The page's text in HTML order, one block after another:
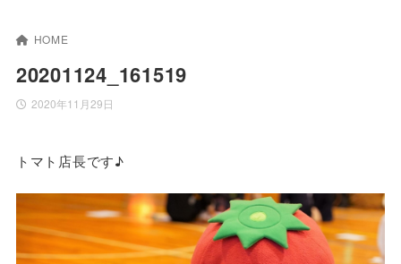
HOME
20201124_161519
2020年11月29日
トマト店長です♪